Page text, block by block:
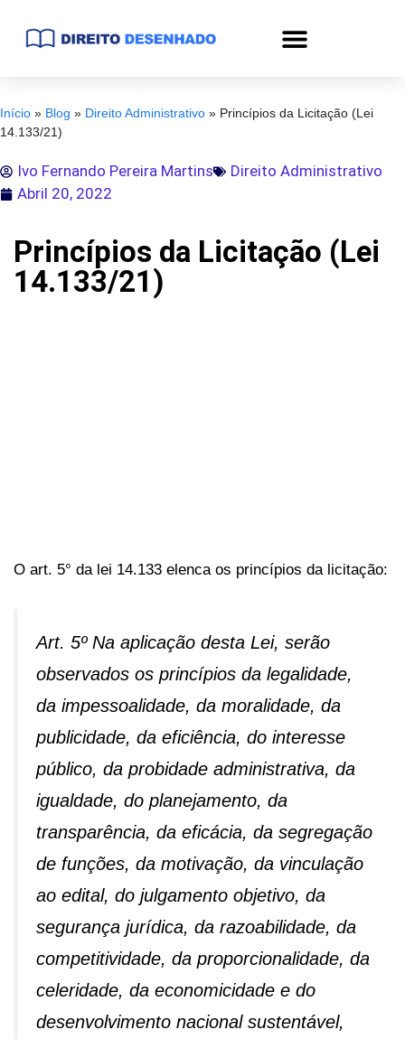
Início » Blog » Direito Administrativo » Princípios da Licitação (Lei
14.133/21)
Ivo Fernando Pereira Martins
Direito Administrativo
Abril 20, 2022
Princípios da Licitação (Lei
14.133/21)
O art. 5° da lei 14.133 elenca os princípios da licitação:
Art. 5º Na aplicação desta Lei, serão
observados os princípios da legalidade,
da impessoalidade, da moralidade, da
publicidade, da eficiência, do interesse
público, da probidade administrativa, da
igualdade, do planejamento, da
transparência, da eficácia, da segregação
de funções, da motivação, da vinculação
ao edital, do julgamento objetivo, da
segurança jurídica, da razoabilidade, da
competitividade, da proporcionalidade, da
celeridade, da economicidade e do
desenvolvimento nacional sustentável,